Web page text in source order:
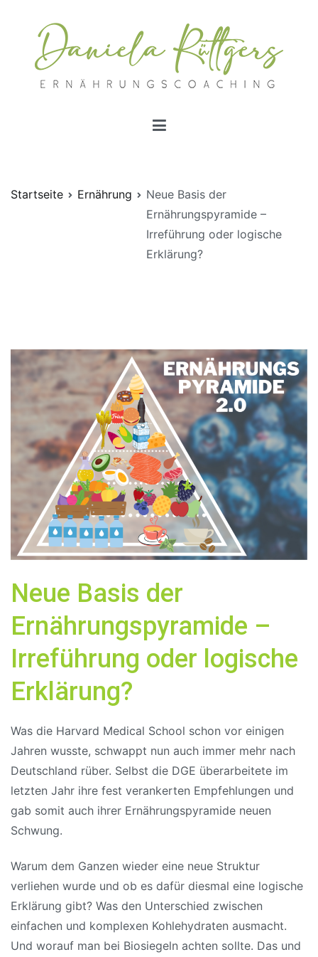
Startseite Ernährung
Neue Basis der
Ernährungspyramide –
Irreführung oder logische
Erklärung?
Neue Basis der
Ernährungspyramide –
Irreführung oder logische
Erklärung?
Was die Harvard Medical School schon vor einigen
Jahren wusste, schwappt nun auch immer mehr nach
Deutschland rüber. Selbst die DGE überarbeitete im
letzten Jahr ihre fest verankerten Empfehlungen und
gab somit auch ihrer Ernährungspyramide neuen
Schwung.
Warum dem Ganzen wieder eine neue Struktur
verliehen wurde und ob es dafür diesmal eine logische
Erklärung gibt? Was den Unterschied zwischen
einfachen und komplexen Kohlehydraten ausmacht.
Und worauf man bei Biosiegeln achten sollte. Das und